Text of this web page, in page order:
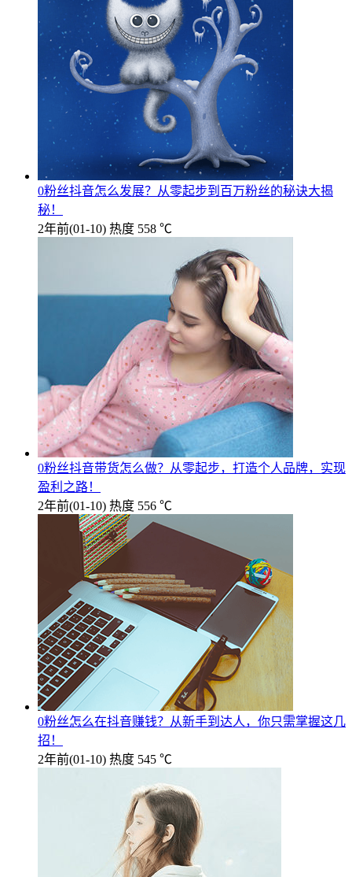
0粉丝抖音怎么发展？从零起步到百万粉丝的秘诀大揭
秘！
2年前(01-10) 热度 558 ℃
0粉丝抖音带货怎么做？从零起步，打造个人品牌，实现
盈利之路！
2年前(01-10) 热度 556 ℃
0粉丝怎么在抖音赚钱？从新手到达人，你只需掌握这几
招！
2年前(01-10) 热度 545 ℃